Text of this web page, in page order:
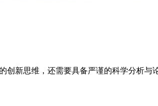
创新思维，还需要具备严谨的科学分析与